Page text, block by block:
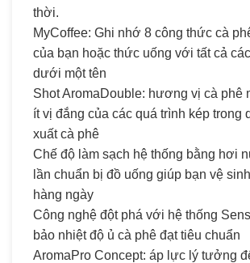
thời.
MyCoffee: Ghi nhớ 8 công thức cà
của bạn hoặc thức uống với tất cả
dưới một tên
Shot AromaDouble: hương vị cà phê
ít vị đắng của các quá trình kép trong
xuất cà phê
Chế độ làm sạch hệ thống bằng hơi
lần chuẩn bị đồ uống giúp bạn vệ
hàng ngày
Công nghệ đột phá với hệ thống
bảo nhiệt độ ủ cà phê đạt tiêu chuẩn
AromaPro Concept: áp lực lý tưởng